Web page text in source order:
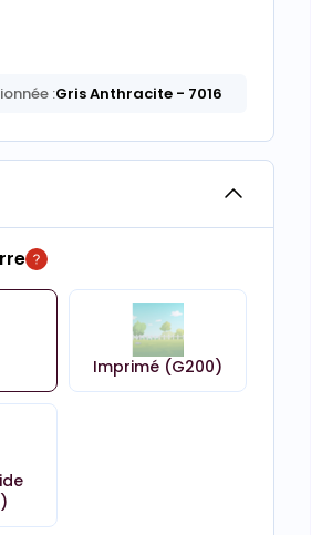
:Gris Anthracite - 7016
Imprimé (G200)